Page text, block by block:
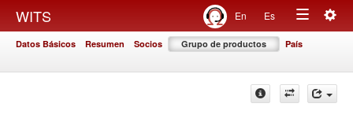
WITS En Es
Toggle
Datos Básicos Resumen Socios Grupo de productos País